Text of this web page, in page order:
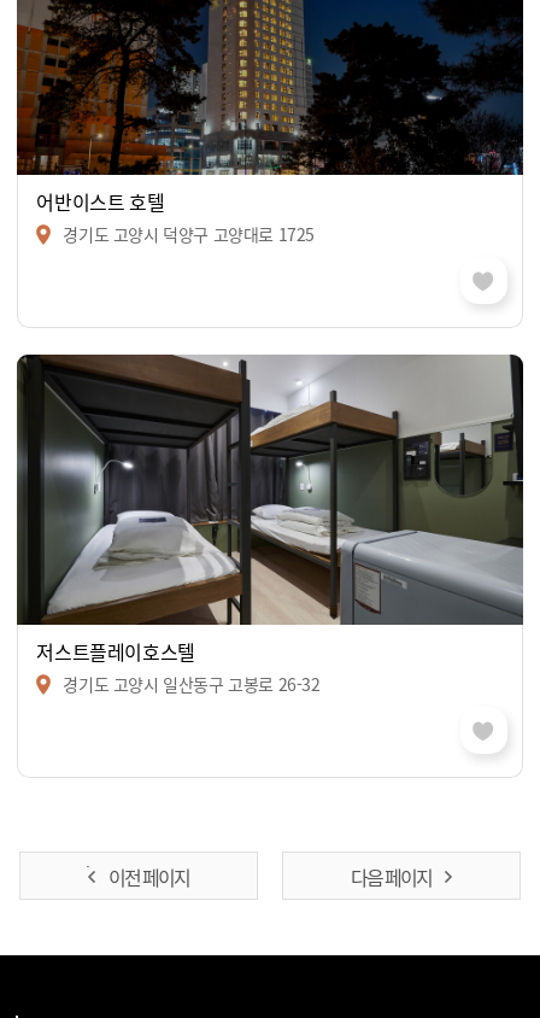
어반이스트 호텔
경기도 고양시 덕양구 고양대로 1725
저스트플레이호스텔
경기도 고양시 일산동구 고봉로 26-32
이전 페이지 다음 페이지